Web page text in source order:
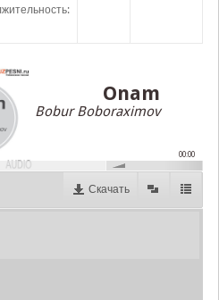
Onam
Bobur Boboraximov
00:00
Скачать